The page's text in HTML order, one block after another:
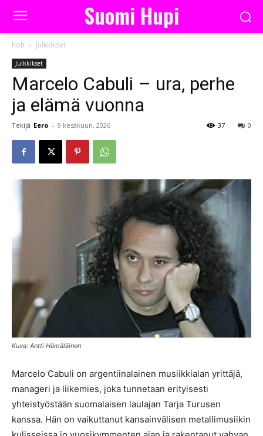
Suomi Hupi
Koti Julkkikset
Julkkikset
Marcelo Cabuli – ura, perhe
ja elämä vuonna
Tekijä Eero - 9 kesäkuun, 2026 0
37
Kuva: Antti Hämäläinen
Marcelo Cabuli on argentiinalainen musiikkialan yrittäjä,
manageri ja liikemies, joka tunnetaan erityisesti
yhteistyöstään suomalaisen laulajan Tarja Turusen
kanssa. Hän on vaikuttanut kansainvälisen metallimusiikin